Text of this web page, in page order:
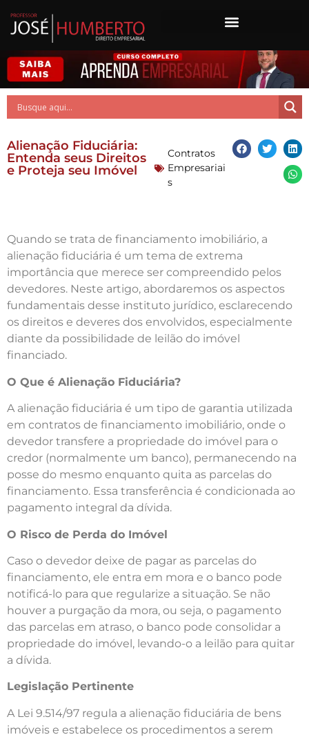
Alienação Fiduciária:
Entenda seus Direitos
e Proteja seu Imóvel
Contratos
Empresariai
s
Quando se trata de financiamento imobiliário, a
alienação fiduciária é um tema de extrema
importância que merece ser compreendido pelos
devedores. Neste artigo, abordaremos os aspectos
fundamentais desse instituto jurídico, esclarecendo
os direitos e deveres dos envolvidos, especialmente
diante da possibilidade de leilão do imóvel
financiado.
O Que é Alienação Fiduciária?
A alienação fiduciária é um tipo de garantia utilizada
em contratos de financiamento imobiliário, onde o
devedor transfere a propriedade do imóvel para o
credor (normalmente um banco), permanecendo na
posse do mesmo enquanto quita as parcelas do
financiamento. Essa transferência é condicionada ao
pagamento integral da dívida.
O Risco de Perda do Imóvel
Caso o devedor deixe de pagar as parcelas do
financiamento, ele entra em mora e o banco pode
notificá-lo para que regularize a situação. Se não
houver a purgação da mora, ou seja, o pagamento
das parcelas em atraso, o banco pode consolidar a
propriedade do imóvel, levando-o a leilão para quitar
a dívida.
Legislação Pertinente
A Lei 9.514/97 regula a alienação fiduciária de bens
imóveis e estabelece os procedimentos a serem